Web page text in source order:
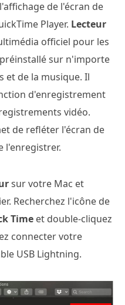
de l'écran de
Player. Lecteur
officiel pour les
sur n'importe
et de la musique. Il
d'enregistrement
vidéo.
de refléter l'écran de
l'enregistrer.
sur votre Mac et
Recherchez l'icône de
Time et double-cliquez
connecter votre
USB Lightning.